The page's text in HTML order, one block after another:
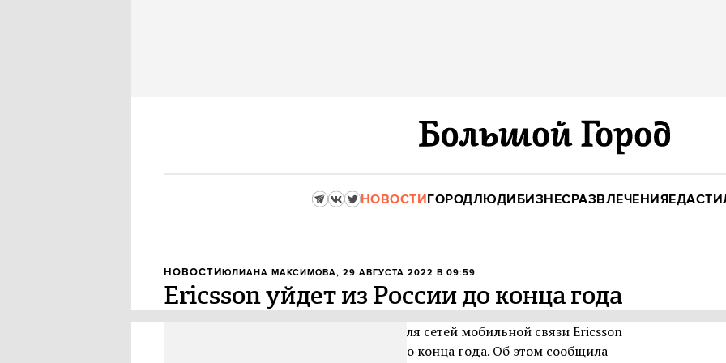
НОВОСТИГОРОДЛЮДИБИЗНЕСРАЗВЛЕЧЕНИЯЕДА
НОВОСТИЮЛИАНА МАКСИМОВА, 29 АВГУСТА 2022 В 09:59
Ericsson уйдет из России до конца года
Шведский поставщик оборудования для сетей мобильной связи Ericsson
закроет представительство в России до конца года. Об этом сообщила